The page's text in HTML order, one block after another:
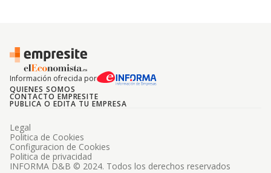
Información ofrecida por
QUIENES SOMOS
CONTACTO EMPRESITE
PUBLICA O EDITA TU EMPRESA
INFORMA D&B © 2024. Todos los derechos reservados
Legal
Politica de Cookies
Configuracion de Cookies
Politica de privacidad